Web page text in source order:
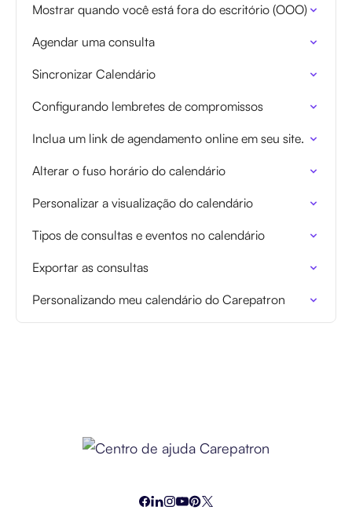
Mostrar quando você está fora do escritório (OOO)
Agendar uma consulta
Sincronizar Calendário
Configurando lembretes de compromissos
Inclua um link de agendamento online em seu site.
Alterar o fuso horário do calendário
Personalizar a visualização do calendário
Tipos de consultas e eventos no calendário
Exportar as consultas
Personalizando meu calendário do Carepatron